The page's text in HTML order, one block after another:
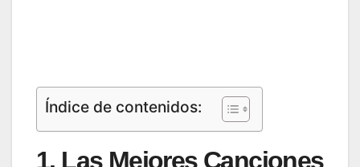
Índice de contenidos:
1. Las Mejores Canciones